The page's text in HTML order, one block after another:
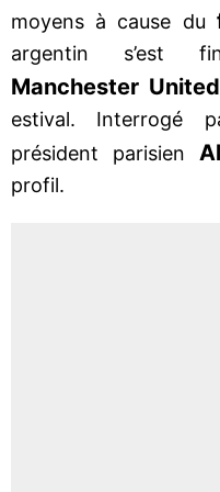
moyens à cause du
argentin s’est
Manchester United
estival. Interrogé
président parisien
profil.